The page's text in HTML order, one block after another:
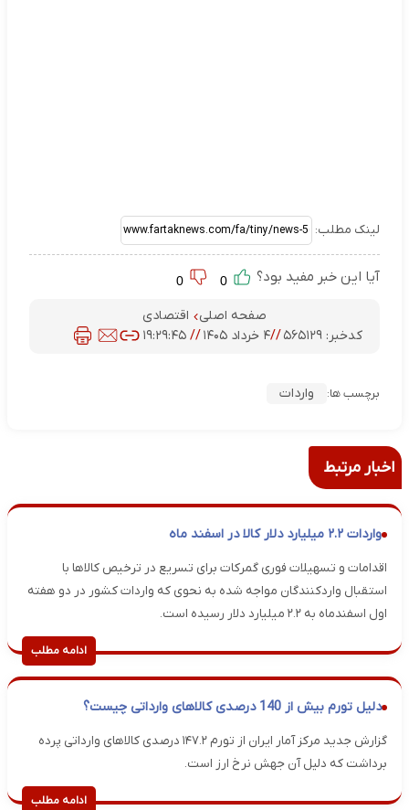
لینک مطلب:
آیا این خبر مفید بود؟
صفحه اصلی
اقتصادی
کدخبر:۵۶۵۱۲۹ //۴ خرداد ۱۴۰۵ //۱۹:۲۹:۴۵
برچسب ها: واردات
اخبار مرتبط
واردات ۲.۲ میلیارد دلار کالا در اسفند ماه
اقدامات و تسهیلات فوری گمرکات برای تسریع در ترخیص کالاها با
استقبال واردکنندگان مواجه شده به نحوی که واردات کشور در دو هفته
اول اسفندماه به ۲.۲ میلیارد دلار رسیده است.
ادامه مطلب
دلیل تورم بیش از 140 درصدی کالاهای وارداتی چیست؟
گزارش جدید مرکز آمار ایران از تورم ۱۴۷.۲ درصدی کالاهای وارداتی پرده
برداشت که دلیل آن جهش نرخ ارز است.
ادامه مطلب